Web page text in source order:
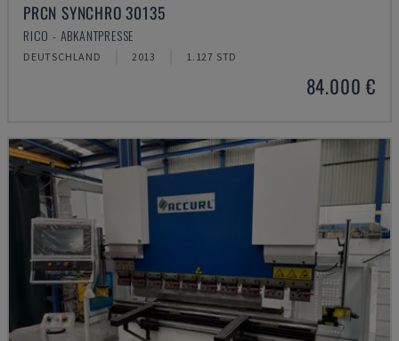
PRCN SYNCHRO 30135
RICO - ABKANTPRESSE
DEUTSCHLAND 2013 1.127 STD
84.000 €